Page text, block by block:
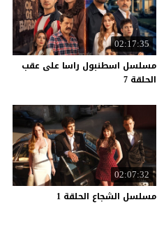
02:17:35
مسلسل اسطنبول راسا على عقب
الحلقة 7
02:07:32
مسلسل الشجاع الحلقة 1